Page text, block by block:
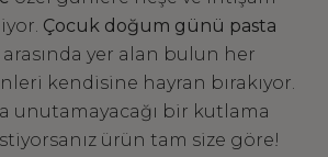
Çocuk doğum günü pasta
yer alan bulun her
kendisine hayran bırakıyor.
unutamayacağı bir kutlama
ürün tam size göre!